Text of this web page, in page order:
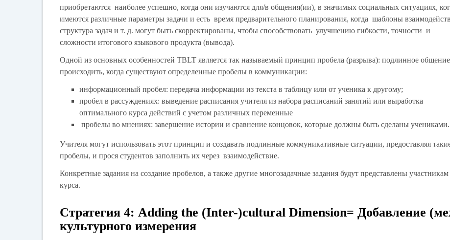
приобретаются наиболее успешно, когда они изучаются для/в общения(ии), в значимых социальных ситуациях,
имеются различные параметры задачи и есть время предварительного планирования, когда шаблоны
структура задач и т. д. могут быть скорректированы, чтобы способствовать улучшению гибкости, точности и
сложности итогового языкового продукта (вывода).
Одной из основных особенностей TBLT является так называемый принцип пробела (разрыва): подлинное общение
происходить, когда существуют определенные пробелы в коммуникации:
информационный пробел: передача информации из текста в таблицу или от ученика к другому;
пробел в рассуждениях: выведение расписания учителя из набора расписаний занятий или выработка
оптимального курса действий с учетом различных переменные
пробелы во мнениях: завершение истории и сравнение концовок, которые должны быть сделаны учениками.
Учителя могут использовать этот принцип и создавать подлинные коммуникативные ситуации, предоставляя
пробелы, и прося студентов заполнить их через взаимодействие.
Конкретные задания на создание пробелов, а также другие многозадачные задания будут представлены участникам
курса.
Стратегия 4: Adding the (Inter-)cultural Dimension= Добавление
культурного измерения